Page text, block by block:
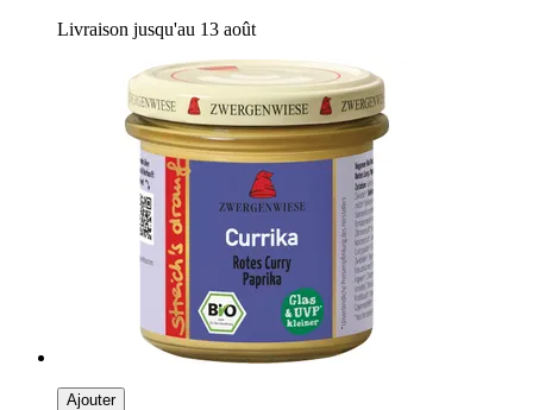
Livraison jusqu'au 13 août
Ajouter